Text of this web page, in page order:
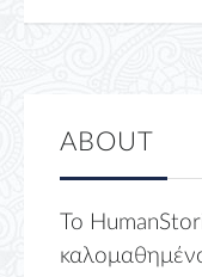
ABOUT
Το